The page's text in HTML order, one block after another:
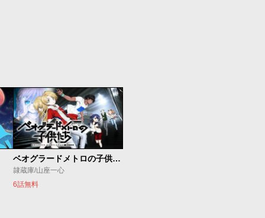
ベオグラードメトロの子供たち
隷蔵庫/山座一心
6話無料